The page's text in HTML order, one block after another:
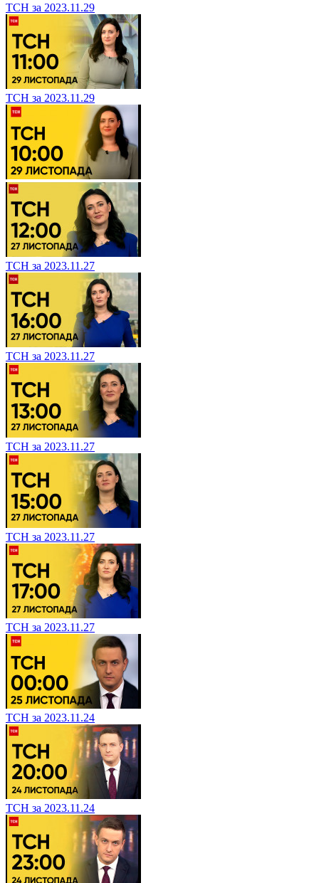
ТСН за 2023.11.29
ТСН за 2023.11.29
ТСН за 2023.11.27
ТСН за 2023.11.27
ТСН за 2023.11.27
ТСН за 2023.11.27
ТСН за 2023.11.27
ТСН за 2023.11.24
ТСН за 2023.11.24